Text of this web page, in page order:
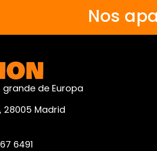
Nos
de Europa
28005 Madrid
6491